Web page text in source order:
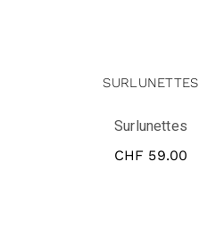
SURLUNETTES
Surlunettes
CHF 59.00